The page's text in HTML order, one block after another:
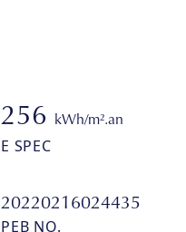
256 kWh/m².an
E SPEC
20220216024435
PEB NO.